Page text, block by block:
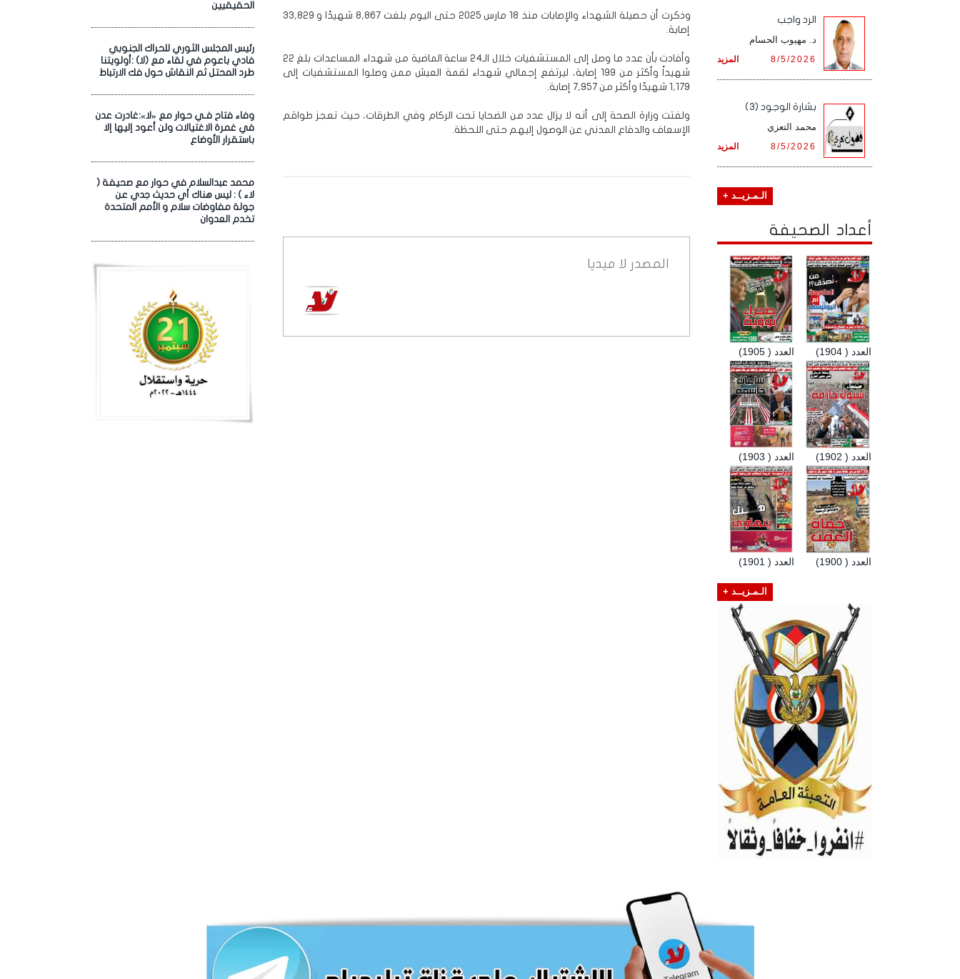
الحقيقيين
رئيس المجلس الثوري للحراك الجنوبي
فادي باعوم في لقاء مع (لا) :أولويتنا
طرد المحتل ثم النقاش حول فك الارتباط
وفاء فتاح فـي حوار مع «لا»:غادرت عدن
في غمرة الاغتيالات ولن أعود إليها إلا
باستقرار الأوضاع
محمد عبدالسلام في حوار مع صحيفة (
لاء ) : ليس هناك أي حديث جدي عن
جولة مفاوضات سلام و الأمم المتحدة
تخدم العدوان
وذكرت أن حصيلة الشهداء والإصابات منذ 18 مارس 2025 حتى اليوم بلغت 8,867 شهيدًا و 33,829
إصابة.
وأفادت بأن عدد ما وصل إلى المستشفيات خلال الـ24 ساعة الماضية من شهداء المساعدات بلغ 22
شهيداً وأكثر من 199 إصابة، ليرتفع إجمالي شهداء لقمة العيش ممن وصلوا المستشفيات إلى
1,179 شهيدًا وأكثر من 7,957 إصابة.
ولفتت وزارة الصحة إلى أنه لا يزال عدد من الضحايا تحت الركام وفي الطرقات، حيث تعجز طواقم
الإسعاف والدفاع المدني عن الوصول إليهم حتى اللحظة.
المصدر لا ميديا
الرد واجب
د. مهيوب الحسام
المزيد 8/5/2026
بشارة الوجود (3)
محمد التعزي
المزيد 8/5/2026
الـمـزيــد +
أعداد الصحيفة
العدد ( 1905) العدد ( 1904)
العدد ( 1903) العدد ( 1902)
العدد ( 1901) العدد ( 1900)
الـمـزيــد +